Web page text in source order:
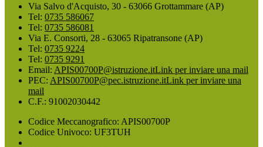
Via Salvo d'Acquisto, 30 - 63066 Grottammare (AP)
Tel: 0735 586067
Tel: 0735 586081
Via E. Consorti, 28 - 63065 Ripatransone (AP)
Tel: 0735 9224
Tel: 0735 9291
Email: APIS00700P@istruzione.itLink per inviare una mail
PEC: APIS00700P@pec.istruzione.itLink per inviare una
mail
C.F.: 91002030442
Codice Meccanografico: APIS00700P
Codice Univoco: UF3TUH